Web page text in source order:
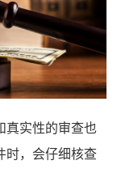
实性的审查也
时，会仔细核查